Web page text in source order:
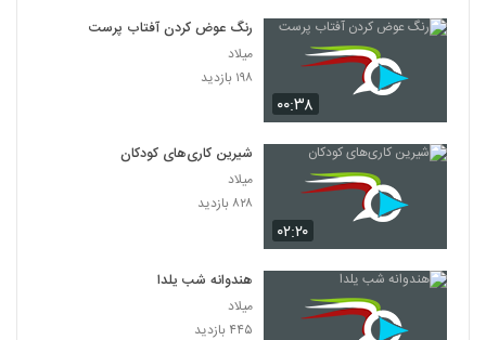
۰۰:۳۸
رنگ عوض کردن آفتاب پرست
میلاد
۱۹۸ بازدید
۰۲:۲۰
شیرین کاری‌های کودکان
میلاد
۸۲۸ بازدید
هندوانه شب یلدا
میلاد
۴۴۵ بازدید